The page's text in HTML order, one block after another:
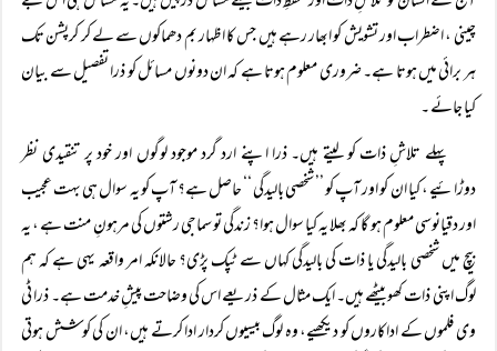
چینی ، اضطراب اور تشویش کو ابھار رہے ہیں جس کا اظہار بم دھماکوں سے لے کر کرپشن تک
ہر برائی میں ہوتا ہے۔ ضروری معلوم ہوتا ہے کہ ان دونوں مسائل کو ذرا تفصیل سے بیان
کیا جائے ۔
پہلے تلاشِ ذات کو لیتے ہیں۔ ذرا اپنے ارد گرد موجود لوگوں اور خود پر تنقیدی نظر
دوڑائیے ، کیا ان کو اور آپ کو ’’ شخصی بالیدگی ‘‘ حاصل ہے؟ آپ کو یہ سوال ہی بہت عجیب
اور دقیانوسی معلوم ہو گا کہ بھلا یہ کیا سوال ہوا؟ زندگی تو سماجی رشتوں کی مرہونِ منت ہے ، یہ
بیچ میں شخصی بالیدگی یا ذات کی بالیدگی کہاں سے ٹپک پڑی؟ حالانکہ امر واقعہ یہی ہے کہ ہم
لوگ اپنی ذات کھو بیٹھے ہیں۔ ایک مثال کے ذریعے اس کی وضاحت پیشِ خدمت ہے۔ ذرا ٹی
وی فلموں کے اداکاروں کو دیکھیے، وہ لوگ بیسیوں کردار ادا کرتے ہیں، ان کی کوشش ہوتی